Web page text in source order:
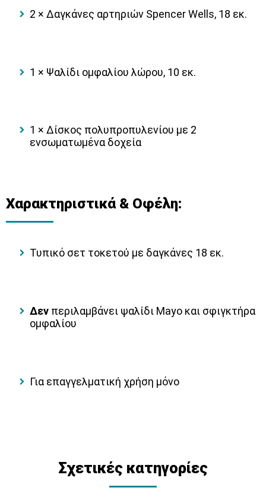
2 × Δαγκάνες αρτηριών Spencer Wells, 18 εκ.
1 × Ψαλίδι ομφαλίου λώρου, 10 εκ.
1 × Δίσκος πολυπροπυλενίου με 2
ενσωματωμένα δοχεία
Χαρακτηριστικά & Οφέλη:
Τυπικό σετ τοκετού με δαγκάνες 18 εκ.
Δεν περιλαμβάνει ψαλίδι Mayo και σφιγκτήρα
ομφαλίου
Για επαγγελματική χρήση μόνο
Σχετικές κατηγορίες